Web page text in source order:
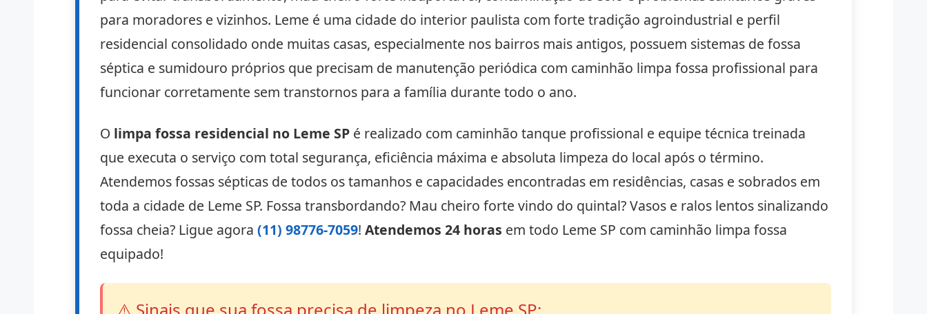
para moradores e vizinhos. Leme é uma cidade do interior paulista com forte tradição agroindustrial e perfil
residencial consolidado onde muitas casas, especialmente nos bairros mais antigos, possuem sistemas de fossa
séptica e sumidouro próprios que precisam de manutenção periódica com caminhão limpa fossa profissional para
funcionar corretamente sem transtornos para a família durante todo o ano.
O limpa fossa residencial no Leme SP é realizado com caminhão tanque profissional e equipe técnica treinada
que executa o serviço com total segurança, eficiência máxima e absoluta limpeza do local após o término.
Atendemos fossas sépticas de todos os tamanhos e capacidades encontradas em residências, casas e sobrados em
toda a cidade de Leme SP. Fossa transbordando? Mau cheiro forte vindo do quintal? Vasos e ralos lentos sinalizando
fossa cheia? Ligue agora(11) 98776-7059!Atendemos 24 horas em todo Leme SP com caminhão limpa fossa
equipado!